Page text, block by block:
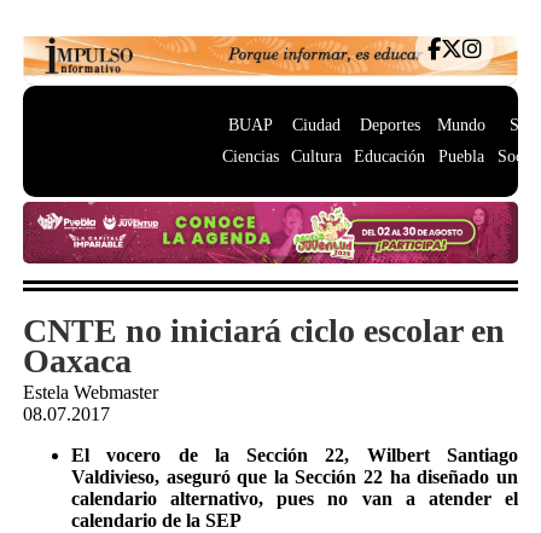
BUAP
Ciencias
Ciudad
Cultura
Deportes
Educación
Mundo
Puebla
CNTE no iniciará ciclo escolar en
Oaxaca
Estela Webmaster
08.07.2017
El vocero de la Sección 22, Wilbert Santiago
Valdivieso, aseguró que la Sección 22 ha diseñado un
calendario alternativo, pues no van a atender el
calendario de la SEP